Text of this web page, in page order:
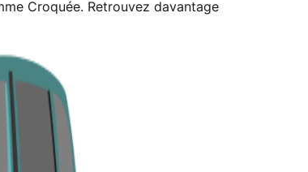
Croquée. Retrouvez davantage